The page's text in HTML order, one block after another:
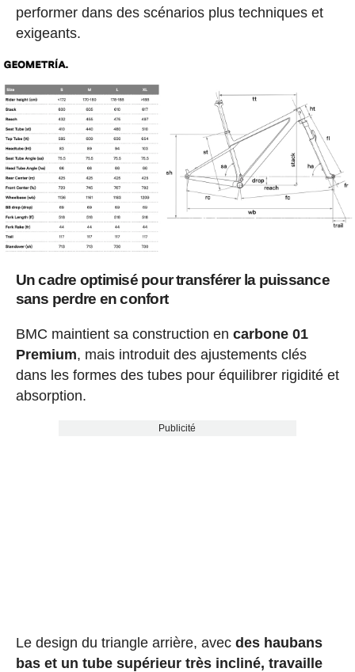
performer dans des scénarios plus techniques et
exigeants.
Un cadre optimisé pour transférer la puissance
sans perdre en confort
BMC maintient sa construction en carbone 01
Premium, mais introduit des ajustements clés
dans les formes des tubes pour équilibrer rigidité et
absorption.
Publicité
Le design du triangle arrière, avec des haubans
bas et un tube supérieur très incliné, travaille